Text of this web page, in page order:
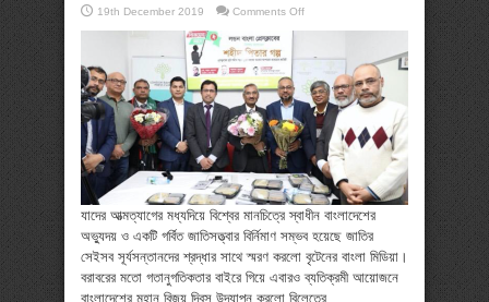
19th December 2019 Comments Offon
বিজয়
উদযাপন
যাদের আত্মত্যাগের মধ্যদিয়ে বিশ্বের মানচিত্রে স্বাধীন বাংলাদেশের
অভ্যুদয় ও একটি গর্বিত জাতিসত্ত্বার বির্নিমাণ সম্ভব হয়েছে জাতির
সেইসব সূর্যসন্তানদের শ্রদ্ধার সাথে স্মরণ করলো বৃটেনের বাংলা মিডিয়া।
বরাবরের মতো গতানুগতিকতার বাইরে গিয়ে এবারও ব্যতিক্রমী আয়োজনে
বাংলাদেশের মহান বিজয় দিবস উদযাপন করলো বিলেতের ...